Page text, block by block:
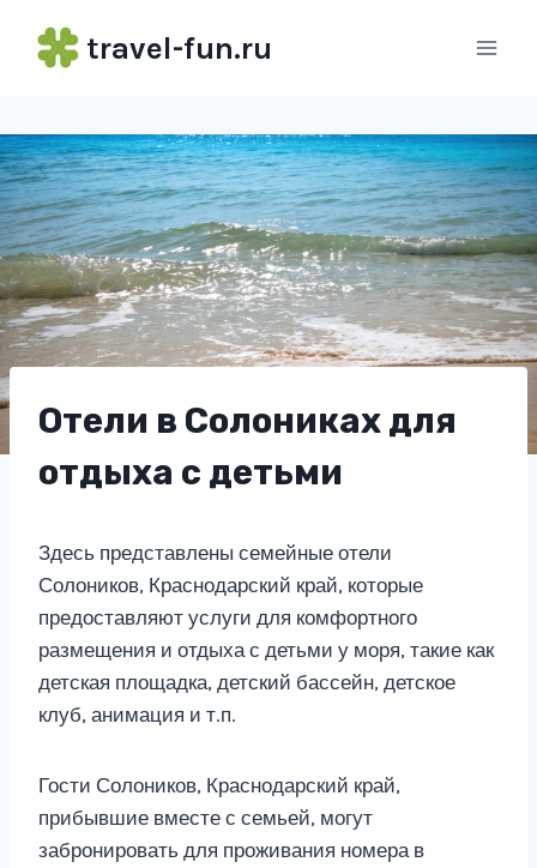
travel-fun.ru
Отели в Солониках для
отдыха с детьми
Здесь представлены семейные отели
Солоников, Краснодарский край, которые
предоставляют услуги для комфортного
размещения и отдыха с детьми у моря, такие как
детская площадка, детский бассейн, детское
клуб, анимация и т.п.
Гости Солоников, Краснодарский край,
прибывшие вместе с семьей, могут
забронировать для проживания номера в